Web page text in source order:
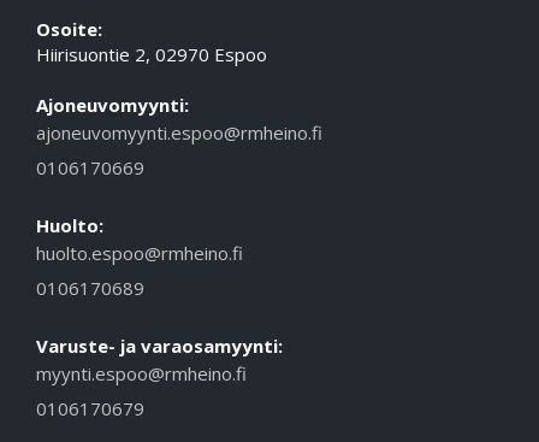
Osoite:
Hiirisuontie 2, 02970 Espoo
Ajoneuvomyynti:
ajoneuvomyynti.espoo@rmheino.fi
0106170669
Huolto:
huolto.espoo@rmheino.fi
0106170689
Varuste- ja varaosamyynti:
myynti.espoo@rmheino.fi
0106170679